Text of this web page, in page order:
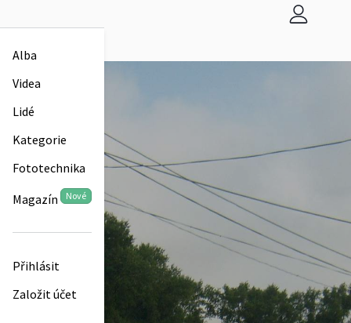
Alba
Videa
Lidé
Kategorie
Fototechnika
Magazín Nové
Přihlásit
Založit účet